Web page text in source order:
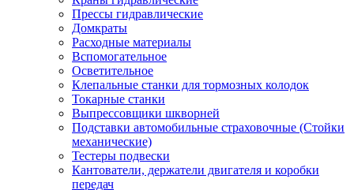
Прессы гидравлические
Домкраты
Расходные материалы
Вспомогательное
Осветительное
Клепальные станки для тормозных колодок
Токарные станки
Выпрессовщики шкворней
Подставки автомобильные страховочные (Стойки
механические)
Тестеры подвески
Кантователи, держатели двигателя и коробки
передач